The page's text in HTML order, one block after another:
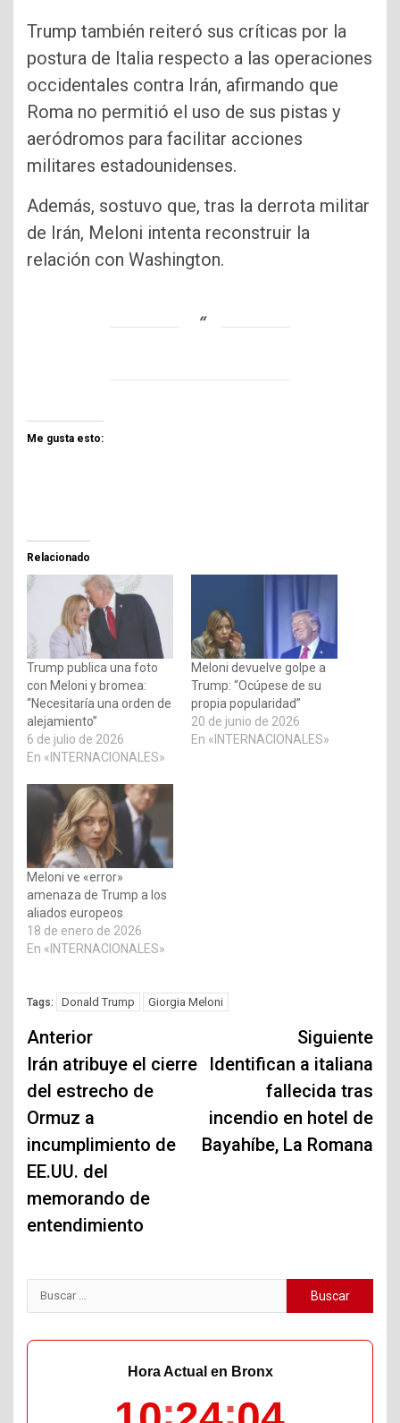
Trump también reiteró sus críticas por la
postura de Italia respecto a las operaciones
occidentales contra Irán, afirmando que
Roma no permitió el uso de sus pistas y
aeródromos para facilitar acciones
militares estadounidenses.
Además, sostuvo que, tras la derrota militar
de Irán, Meloni intenta reconstruir la
relación con Washington.
Me gusta esto:
Relacionado
Trump publica una foto
con Meloni y bromea:
“Necesitaría una orden de
alejamiento”
6 de julio de 2026
En «INTERNACIONALES»
Meloni devuelve golpe a
Trump: “Ocúpese de su
propia popularidad”
20 de junio de 2026
En «INTERNACIONALES»
Meloni ve «error»
amenaza de Trump a los
aliados europeos
18 de enero de 2026
En «INTERNACIONALES»
Tags: Donald Trump Giorgia Meloni
Navegación
de
entradas
Anterior
Irán atribuye el cierre
del estrecho de
Ormuz a
incumplimiento de
EE.UU. del
memorando de
entendimiento
Siguiente
Identifican a italiana
fallecida tras
incendio en hotel de
Bayahíbe, La Romana
Buscar:
Hora Actual en Bronx